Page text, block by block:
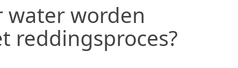
water worden
reddingsproces?